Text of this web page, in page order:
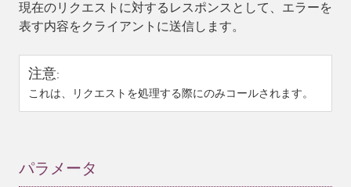
現在のリクエストに対するレスポンスとして、エラーを
表す内容をクライアントに送信します。
注意:
これは、リクエストを処理する際にのみコールされます。
パラメータ